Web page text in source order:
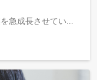
動画メディアを共通基盤として海外事業を急成長させている株式会社ブルードは、取扱高を三桁億から四桁億へスケールするフェーズにいます。自己資本経営、取扱高約三桁億、営業利益一桁億、日本最大級の教育旅行サービスを運営しており、これから世界で教育旅行サービスの垂直統合モデルを実現し、世界で最も人々のライフチェンジをサポートする企業になりたいと考えています。 ◆求人概要 カスタマーサクセスでは、ご契約後のサポート、オンライン英会話/スピーキング測定ツール/言語パートナー制度の活用支援、ご紹介を目的としたアップセル、お客様に最適化した留学情報の提供、留学の成功に向けて継続的な伴走をお願いします。 伴走するお客様は今後も増加するため、サービスの質の担保と効率性を両立するための仕組み作りも重要なミッションとなります。マネジャー候補の方には、未経験者含むメンバーのスキル向上など、マネジメントにも貢献いただきます。 ◆仕事イメージ ・ユーザーオンボーディング（各サービス活用支援、問合せ対応） ・サービス活用検討中のお客様への活用支援 ・コンサルティングに関する改善要望、フィードバック ・お客様への感動サポートから紹介/口コミの促進 ・CRM(Sales force)改善 ・カスタマーサクセス業務の仕組み作り